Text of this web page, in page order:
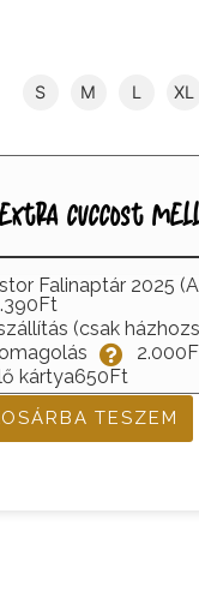
S M L XL
cuccost
Falinaptár 2025
(csak
kártya650Ft
TESZEM